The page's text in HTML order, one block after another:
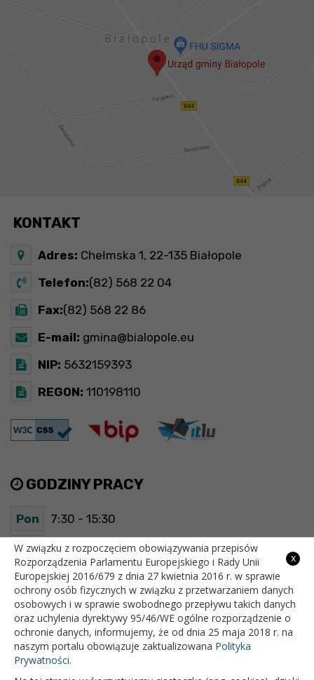
KONTAKT
Adres: Chełmska 1, 22-135 Białopole
Telefon:(82) 568 22 04
Fax:(82) 568 22 86
E-mail: gmina@bialopole.eu
NIP: 5632159393
REGON: 110198110
GODZINY PRACY
Pon 7:30 - 15:30
Wt 7:30 - 15:30
Śr 7:30 - 15:30
Czw 7:30 - 15:30
Pt 7:30 - 15:30
x
W związku z rozpoczęciem obowiązywania przepisów
Rozporządzenia Parlamentu Europejskiego i Rady Unii
Europejskiej 2016/679 z dnia 27 kwietnia 2016 r. w sprawie
ochrony osób fizycznych w związku z przetwarzaniem danych
osobowych i w sprawie swobodnego przepływu takich danych
oraz uchylenia dyrektywy 95/46/WE ogólne rozporządzenie o
ochronie danych, informujemy, że od dnia 25 maja 2018 r. na
naszym portalu obowiązuje zaktualizowana Polityka
Prywatności.